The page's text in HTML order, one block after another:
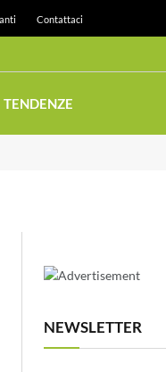
Contattaci
TENDENZE
NEWSLETTER